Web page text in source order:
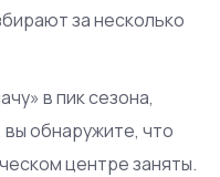
за несколько
в пик сезона,
обнаружите, что
центре заняты.